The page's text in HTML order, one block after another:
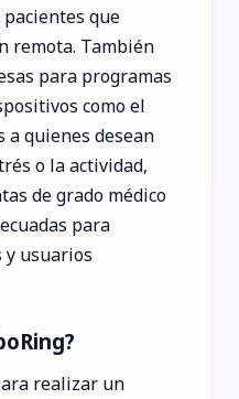
que
remota. También
para programas
como el
a quienes desean
o la actividad,
de grado médico
para
usuarios
realizar un